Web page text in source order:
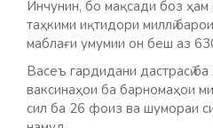
Инчунин, бо мақсади боз ҳам
таҳкими иқтидори миллӣ
маблағи умумии он беш аз
Васеъ гардидани дастрасӣ
ваксинаҳои ба барномаҳои
сил ба 26 фоиз ва шумораи